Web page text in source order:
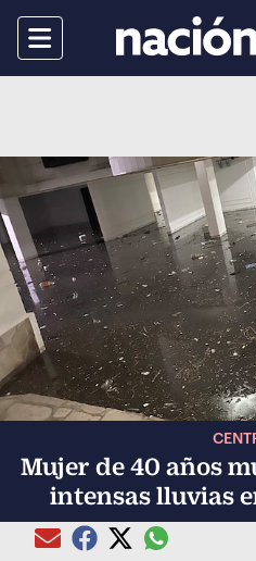
Menu
Mujer de 40 años
intensas lluvias
Compartir el artículo actual
Compartir el artículo
Compartir el
Compartir el